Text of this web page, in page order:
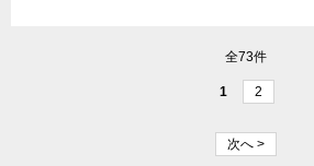
全73件
1 2
次へ >